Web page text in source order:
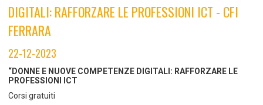
Coordinamento Provinciale Ferrarese Informagiovani
DIGITALI: RAFFORZARE LE PROFESSIONI ICT - CFI
FERRARA
22-12-2023
“DONNE E NUOVE COMPETENZE DIGITALI: RAFFORZARE LE
PROFESSIONI ICT
Corsi gratuiti